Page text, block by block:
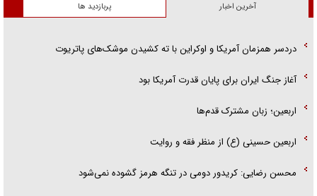
آخرین اخبار پربازدید ها
دردسر همزمان آمریکا و اوکراین با ته کشیدن موشک‌های پاتریوت
آغاز جنگ ایران برای پایان قدرت آمریکا بود
اربعین؛ زبان مشترک قدم‌ها
اربعین حسینی (ع) از منظر فقه و روایت
محسن رضایی: کریدور دومی در تنگه هرمز گشوده نمی‌شود